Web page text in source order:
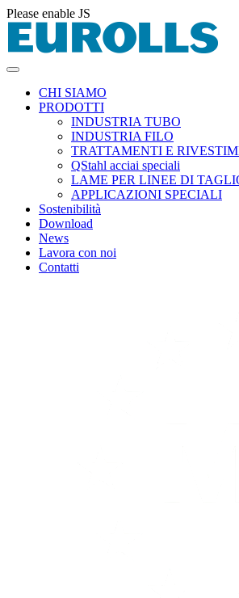
Please enable JS
CHI SIAMO
PRODOTTI
INDUSTRIA TUBO
INDUSTRIA FILO
TRATTAMENTI E
QStahl acciai speciali
LAME PER LINEE DI
APPLICAZIONI SPECIALI
Sostenibilità
Download
News
Lavora con noi
Contatti